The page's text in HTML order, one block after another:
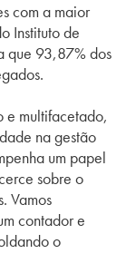
com a maior
Instituto de
que 93,87% dos
e multifacetado,
na gestão
um papel
sobre o
Vamos
contador e
o